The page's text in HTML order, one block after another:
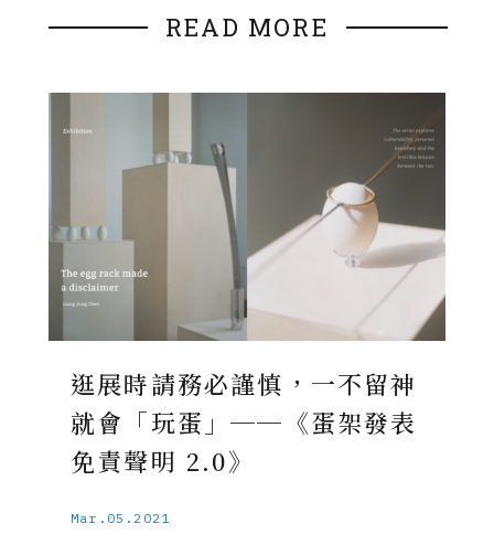
READ MORE
逛展時請務必謹慎，一不留神
就會「玩蛋」──《蛋架發表
免責聲明 2.0》
Mar.05.2021